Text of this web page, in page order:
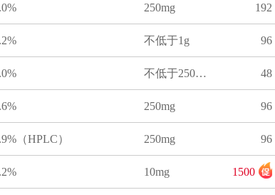
250mg 192
不低于1g 96
不低于250mg 48
250mg 96
（HPLC） 250mg 96
10mg 1500